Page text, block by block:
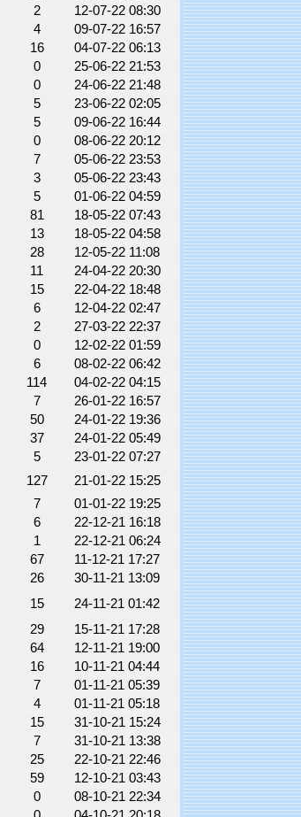
2
12-07-22 08:30
4
09-07-22 16:57
16
04-07-22 06:13
0
25-06-22 21:53
0
24-06-22 21:48
5
23-06-22 02:05
5
09-06-22 16:44
0
08-06-22 20:12
7
05-06-22 23:53
3
05-06-22 23:43
5
01-06-22 04:59
81
18-05-22 07:43
13
18-05-22 04:58
28
12-05-22 11:08
11
24-04-22 20:30
15
22-04-22 18:48
6
12-04-22 02:47
2
27-03-22 22:37
0
12-02-22 01:59
6
08-02-22 06:42
114
04-02-22 04:15
7
26-01-22 16:57
50
24-01-22 19:36
37
24-01-22 05:49
5
23-01-22 07:27
127
21-01-22 15:25
7
01-01-22 19:25
6
22-12-21 16:18
1
22-12-21 06:24
67
11-12-21 17:27
26
30-11-21 13:09
15
24-11-21 01:42
29
15-11-21 17:28
64
12-11-21 19:00
16
10-11-21 04:44
7
01-11-21 05:39
4
01-11-21 05:18
15
31-10-21 15:24
7
31-10-21 13:38
25
22-10-21 22:46
59
12-10-21 03:43
0
08-10-21 22:34